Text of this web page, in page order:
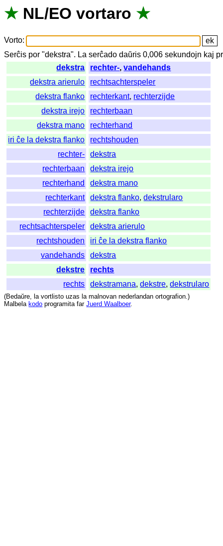
★ NL/EO vortaro ★
Vorto:
Serĉis por "dekstra". La serĉado daŭris 0,006sekundojn kaj
dekstra
rechter-,vandehands
dekstra arierulo
rechtsachterspeler
dekstra flanko
rechterkant, rechterzijde
dekstra irejo
rechterbaan
dekstra mano
rechterhand
iri ĉe la dekstra flanko
rechtshouden
rechter-
dekstra
rechterbaan
dekstra irejo
rechterhand
dekstra mano
rechterkant
dekstra flanko,dekstrularo
rechterzijde
dekstra flanko
rechtsachterspeler
dekstra arierulo
rechtshouden
iri ĉe la dekstra flanko
vandehands
dekstra
dekstre
rechts
rechts
dekstramana,dekstre,dekstrularo
(Bedaŭre, la vortlisto uzas la malnovan nederlandan ortografion.)
Malbela kodo programita far Juerd Waalboer.